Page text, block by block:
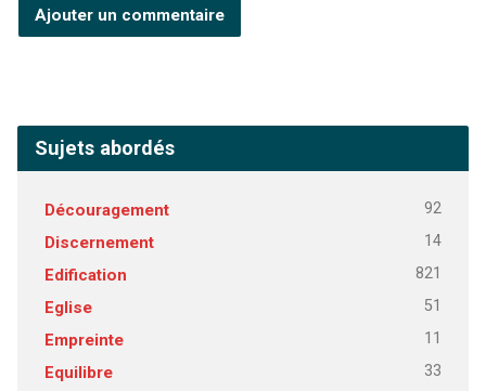
Sujets abordés
Découragement 92
Discernement 14
Edification 821
Eglise 51
Empreinte 11
Equilibre 33